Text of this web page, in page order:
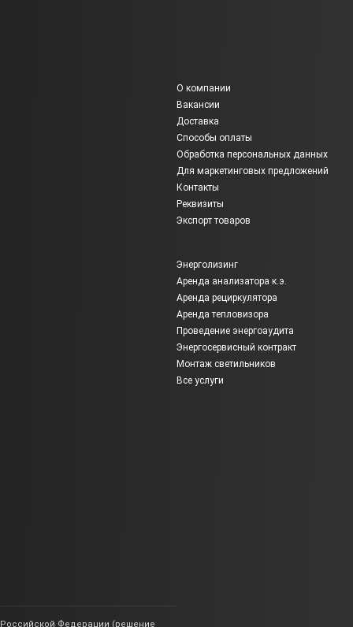
О компании
Вакансии
Доставка
Способы оплаты
Обработка персональных данных
Для маркетинговых предложений
Контакты
Реквизиты
Экспорт товаров
Энерголизинг
Аренда анализатора к.э.
Аренда рециркулятора
Аренда тепловизора
Проведение энергоаудита
Энергосервисный контракт
Монтаж светильников
Все услуги
Российской Федерации (решение